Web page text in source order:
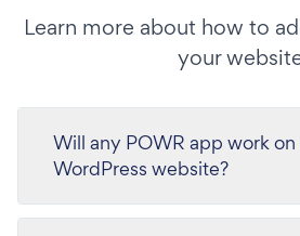
Learn more about how to
your
Will any POWR app work
WordPress website?